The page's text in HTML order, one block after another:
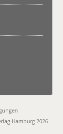
Hamburg 2026